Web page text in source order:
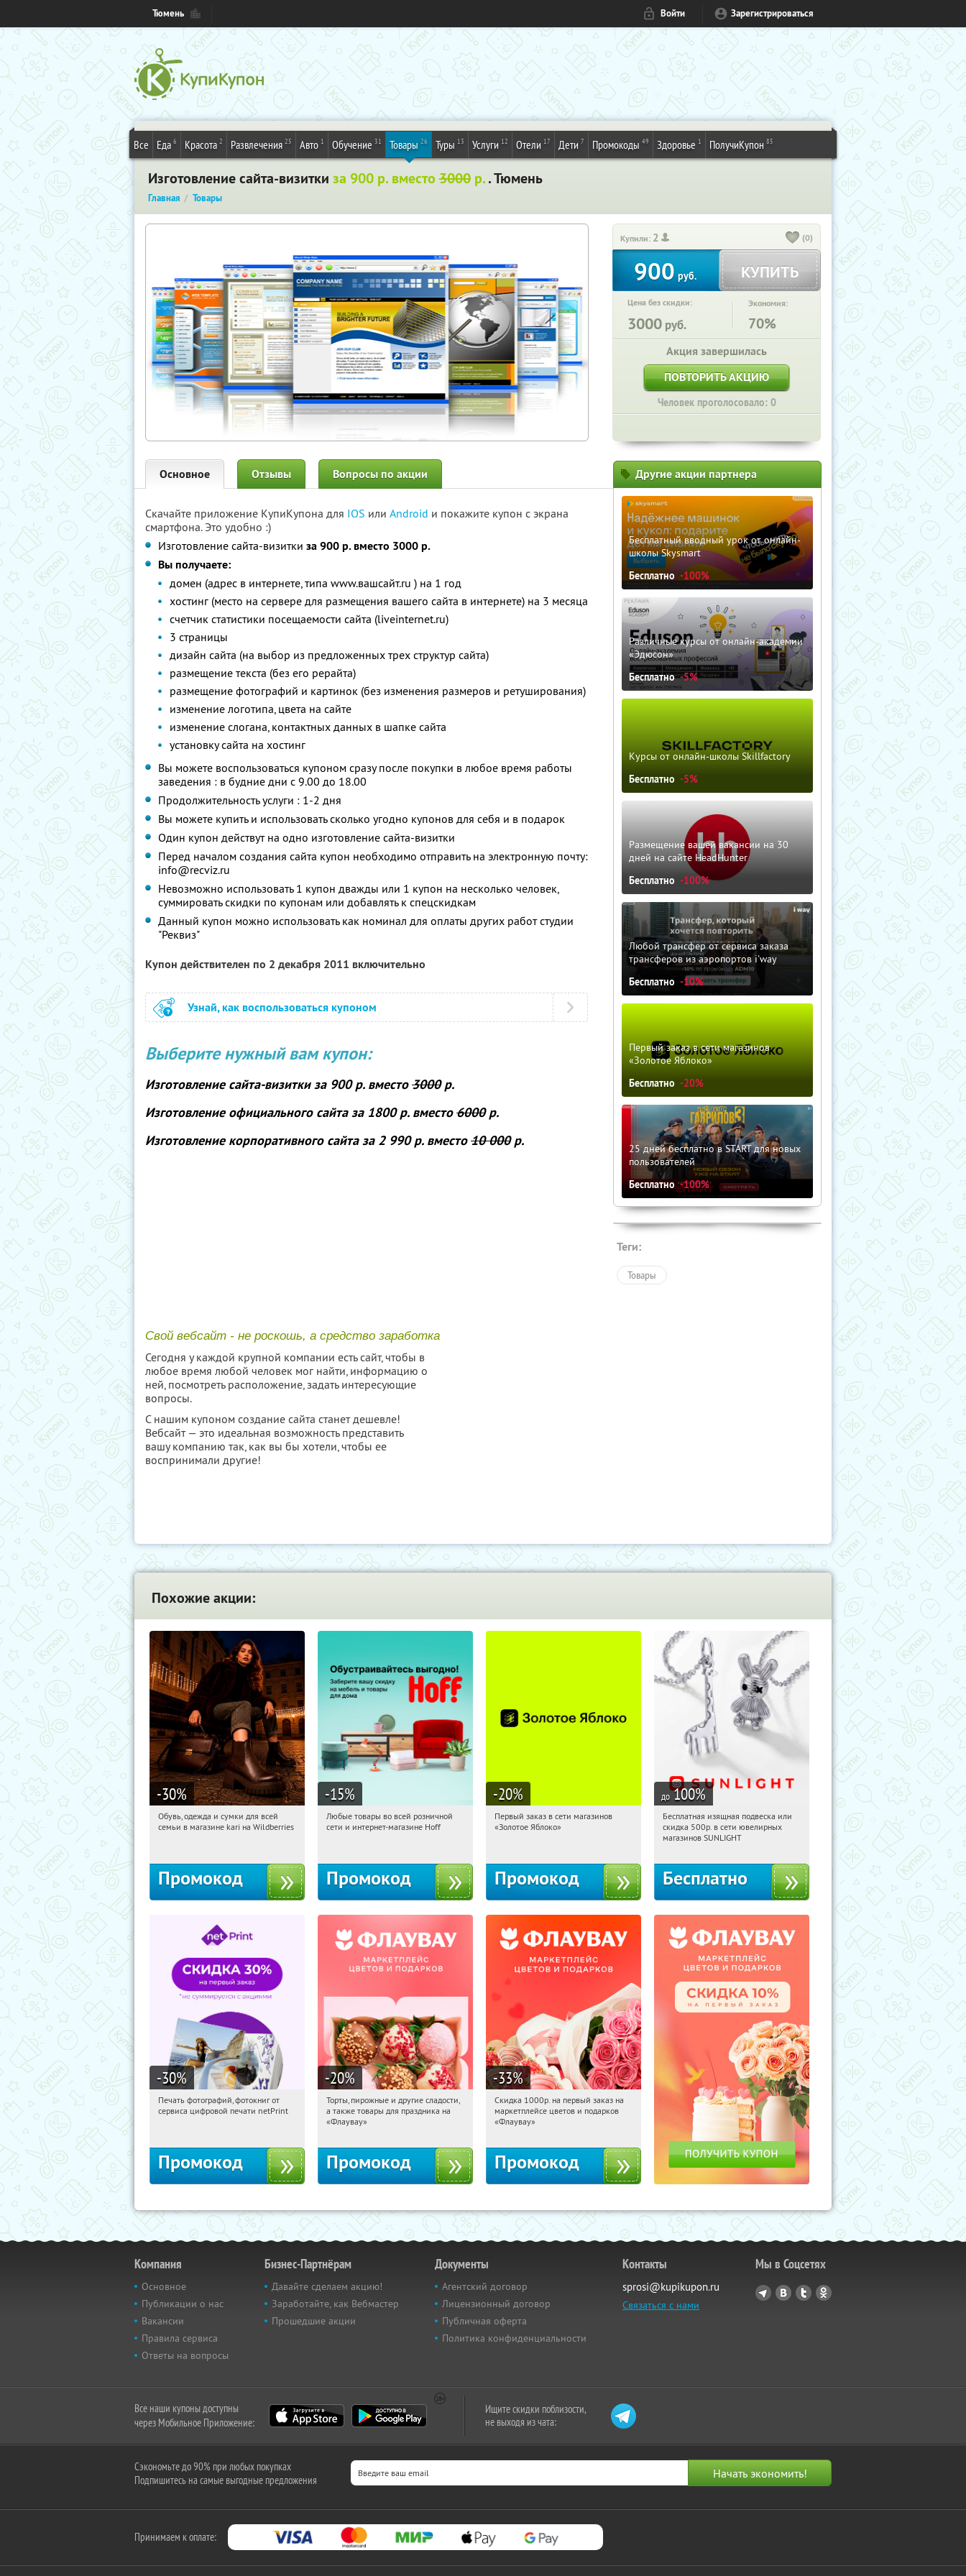
Тюмень Войти Зарегистрироваться
Все Еда 6 Красота 2 Развлечения 25 Авто 1 Обучение 31 Товары 26 Туры 13 Услуги 12 Отели 17 Дети 7 Промокоды 49 Здоровье 1 ПолучиКупон 85
Изготовление сайта-визитки за 900 р. вместо 3000 р.. Тюмень
Главная Товары
Купили: 2 (0)
900 руб. КУПИТЬ
Цена без скидки:
3000 руб.
Экономия:
70%
Акция завершилась
ПОВТОРИТЬ АКЦИЮ
Человек проголосовало: 0
Основное Отзывы Вопросы по акции
Скачайте приложение КупиКупона для IOS или Android и покажите купон с экрана
смартфона. Это удобно :)
Изготовление сайта-визитки за 900 р. вместо 3000 р.
Вы получаете:
домен (адрес в интернете, типа www.вашсайт.ru ) на 1 год
хостинг (место на сервере для размещения вашего сайта в интернете) на 3 месяца
счетчик статистики посещаемости сайта (liveinternet.ru)
3 страницы
дизайн сайта (на выбор из предложенных трех структур сайта)
размещение текста (без его рерайта)
размещение фотографий и картинок (без изменения размеров и ретуширования)
изменение логотипа, цвета на сайте
изменение слогана, контактных данных в шапке сайта
установку сайта на хостинг
Вы можете воспользоваться купоном сразу после покупки в любое время работы
заведения : в будние дни с 9.00 до 18.00
Продолжительность услуги : 1-2 дня
Вы можете купить и использовать сколько угодно купонов для себя и в подарок
Один купон действут на одно изготовление сайта-визитки
Перед началом создания сайта купон необходимо отправить на электронную почту:
info@recviz.ru
Невозможно использовать 1 купон дважды или 1 купон на несколько человек,
суммировать скидки по купонам или добавлять к спецскидкам
Данный купон можно использовать как номинал для оплаты других работ студии
"Реквиз"
Купон действителен по 2 декабря 2011 включительно
Узнай, как воспользоваться купоном
Выберите нужный вам купон:
Изготовление сайта-визиткиза 900 р. вместо3000р.
Изготовление официального сайтаза 1800 р. вместо6000р.
Изготовление корпоративного сайтаза 2 990 р. вместо10 000р.
Свой вебсайт - не роскошь, а средство заработка
Сегодня у каждой крупной компании есть сайт, чтобы в
любое время любой человек мог найти, информацию о
ней, посмотреть расположение, задать интересующие
вопросы.
С нашим купоном создание сайта станет дешевле!
Вебсайт — это идеальная возможность представить
вашу компанию так, как вы бы хотели, чтобы ее
воспринимали другие!
Другие акции партнера
Бесплатный вводный урок от онлайн-
школы Skysmart
Бесплатно -100%
Различные курсы от онлайн-академии
«Эдюсон»
Бесплатно -5%
Курсы от онлайн-школы Skillfactory
Бесплатно -5%
Размещение вашей вакансии на 30
дней на сайте HeadHunter
Бесплатно -100%
Любой трансфер от сервиса заказа
трансферов из аэропортов i'way
Бесплатно -10%
Первый заказ в сети магазинов
«Золотое Яблоко»
Бесплатно -20%
25 дней бесплатно в START для новых
пользователей
Бесплатно -100%
Теги:
Товары
Похожие акции:
-30%
04:19:38 Получили:
Обувь, одежда и сумки для всей
семьи в магазине kari на Wildberries
Промокод
-15%
04:19:38 Получили:
Любые товары во всей розничной
сети и интернет-магазине Hoff
Промокод
-20%
04:19:38
Получи первым!
Первый заказ в сети магазинов
«Золотое Яблоко»
Промокод
до 100%
04:19:38 Получили:
Россия
Бесплатная изящная подвеска или
скидка 500р. в сети ювелирных
магазинов SUNLIGHT
Бесплатно
-30%
04:19:38 Получили:
Печать фотографий, фотокниг от
сервиса цифровой печати netPrint
Промокод
-20%
04:19:38 Получили:
Россия
Торты, пирожные и другие сладости,
а также товары для праздника на
«Флаувау»
Промокод
-33%
04:19:38 Получили:
Россия
Скидка 1000р. на первый заказ на
маркетплейсе цветов и подарков
«Флаувау»
Промокод
Компания
Основное
Публикации о нас
Вакансии
Правила сервиса
Ответы на вопросы
Бизнес-Партнёрам
Давайте сделаем акцию!
Заработайте, как Вебмастер
Прошедшие акции
Документы
Агентский договор
Лицензионный договор
Публичная оферта
Политика конфиденциальности
Контакты
sprosi@kupikupon.ru
Связаться с нами
Мы в Соцсетях
Все наши купоны доступны
через Мобильное Приложение:
Ищите скидки поблизости,
не выходя из чата:
Сэкономьте до 90% при любых покупках
Подпишитесь на самые выгодные предложения
Принимаем к оплате: